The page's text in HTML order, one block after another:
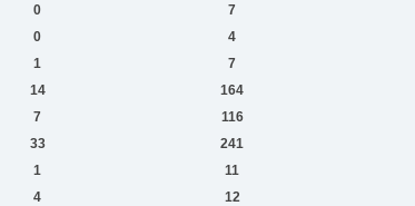
0 7
0 4
1 7
14 164
7 116
33 241
1 11
4 12